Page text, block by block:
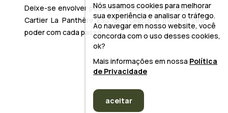
Deixe-se envolver pelaelegância e sensualidadede
Cartier La Panthère Eau de Toilettee mostre seu
poder com cada passo.
Nós usamos cookies para melhorar
sua experiência e analisar o tráfego.
Ao navegar em nosso website, você
concorda com o uso desses cookies,
ok?
Mais informações em nossa Política
de Privacidade
aceitar